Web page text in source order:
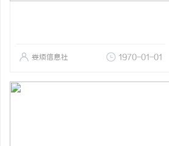
娄烦信息社 1970-01-01